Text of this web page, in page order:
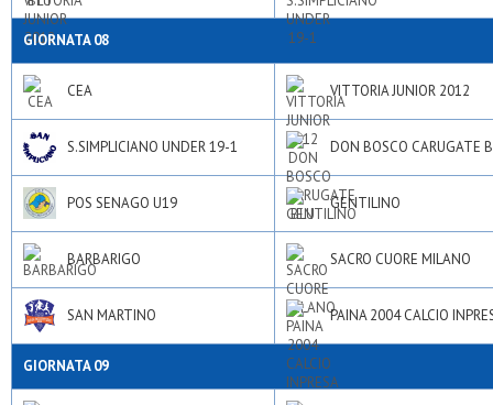
GIORNATA 08
CEA VITTORIA JUNIOR 2012
S.SIMPLICIANO UNDER 19-1 DON BOSCO CARUGATE
POS SENAGO U19 GENTILINO
BARBARIGO SACRO CUORE MILANO
SAN MARTINO PAINA 2004 CALCIO
GIORNATA 09